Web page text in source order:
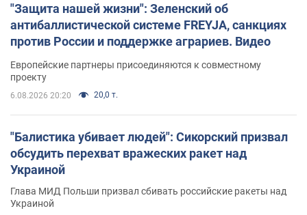
"Защита нашей жизни": Зеленский об
антибаллистической системе FREYJA, санкциях
против России и поддержке аграриев. Видео
Европейские партнеры присоединяются к совместному
проекту
6.08.2026 20:20 20,0 т.
"Балистика убивает людей": Сикорский призвал
обсудить перехват вражеских ракет над
Украиной
Глава МИД Польши призвал сбивать российские ракеты над
Украиной